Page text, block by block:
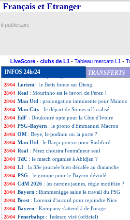
et Etranger
publicitaire
LiveScore - clubs de L1 - Tableau mercato L1 -
INFOS 24h/24 TRANSFERTS
28/04 Bayern: Olise, un maniaque selon Kompany
28/04 PFC: Nottingham Forest veut chiper Munetsi
28/04 Atletico
28/04 Burnley : Gerrard contacté
28/04 Real: Mourinho est prêt à revenir
: Balerdi, Emegha remercie Wahi
28/04 Lorient : le Betis fonce sur Dieng
28/04 Real : Mourinho est le favori de Pérez !
28/04 Man Utd : prolongation imminente pour Mainoo
28/04 Man City : le départ de Stones officialisé
28/04 EdF : Doukouré opte pour la Côte d'Ivoire
28/04 PSG-Bayern : le prono d'Emmanuel Macron
28/04 OM : Beye, le podium ou la porte ?
28/04 Man Utd : le Barça pousse pour Rashford
28/04 Real : Pérez choisira l'entraîneur seul
28/04 TdC : le match organisé à Abidjan ?
28/04 L1 : la 33e journée bien décalée au dimanche
28/04 PSG : le groupe pour le Bayern dévoilé
28/04 CdM 2026 : les cartons jaunes, règle modifiée ?
28/04 Bayern : Rummenigge salue le travail du PSG
28/04 Brest : Lorenzi d'accord pour rejoindre Nice
28/04 Bayern : Kompany s'attend à de l'orage
28/04 Fenerbahçe : Tedesco viré (officiel)